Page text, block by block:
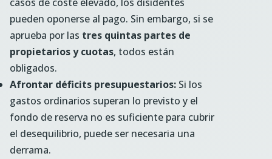
pueden oponerse al pago. Sin embargo, si se
aprueba por las tres quintas partes de
propietarios y cuotas, todos están
obligados.
Afrontar déficits presupuestarios: Si los
gastos ordinarios superan lo previsto y el
fondo de reserva no es suficiente para cubrir
el desequilibrio, puede ser necesaria una
derrama.